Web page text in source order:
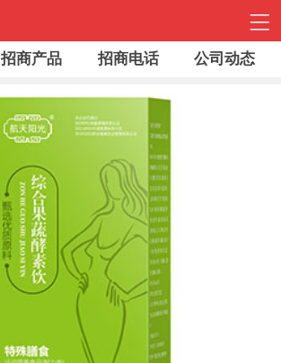
招商产品 招商电话 公司动态